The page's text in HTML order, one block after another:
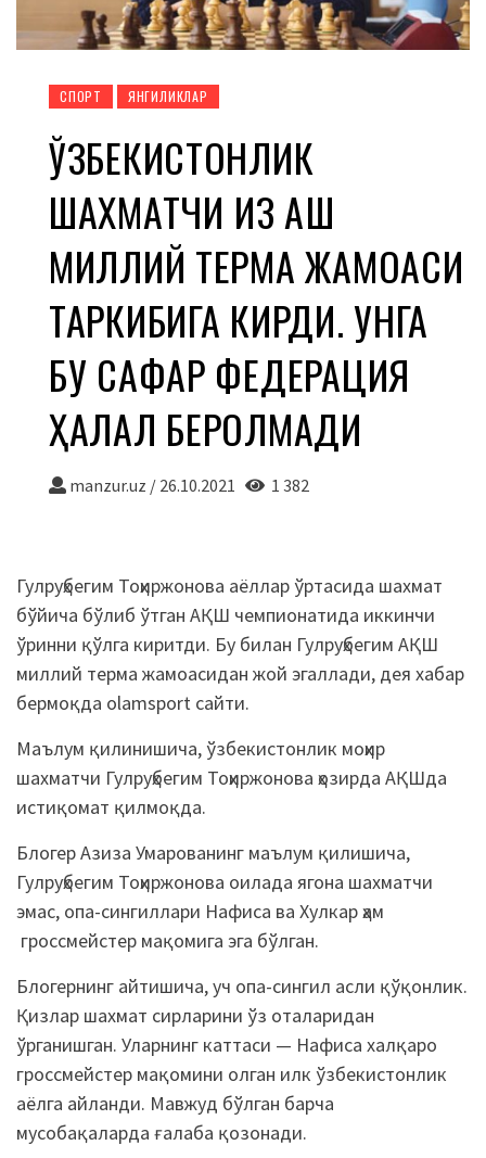
СПОРТ ЯНГИЛИКЛАР
ЎЗБЕКИСТОНЛИК
ШАХМАТЧИ ҚИЗ АҚШ
МИЛЛИЙ ТЕРМА ЖАМОАСИ
ТАРКИБИГА КИРДИ. УНГА
БУ САФАР ФЕДЕРАЦИЯ
ҲАЛАЛ БЕРОЛМАДИ
manzur.uz / 26.10.2021 1 382
Гулруҳбегим Тоҳиржонова аёллар ўртасида шахмат
бўйича бўлиб ўтган АҚШ чемпионатида иккинчи
ўринни қўлга киритди. Бу билан Гулруҳбегим АҚШ
миллий терма жамоасидан жой эгаллади, дея хабар
бермоқда olamsport сайти.
Маълум қилинишича, ўзбекистонлик моҳир
шахматчи Гулруҳбегим Тоҳиржонова ҳозирда АҚШда
истиқомат қилмоқда.
Блогер Азиза Умарованинг маълум қилишича,
Гулруҳбегим Тоҳиржонова оилада ягона шахматчи
эмас, опа-сингиллари Нафиса ва Хулкар ҳам
гроссмейстер мақомига эга бўлган.
Блогернинг айтишича, уч опа-сингил асли қўқонлик.
Қизлар шахмат сирларини ўз оталаридан
ўрганишган. Уларнинг каттаси — Нафиса халқаро
гроссмейстер мақомини олган илк ўзбекистонлик
аёлга айланди. Мавжуд бўлган барча
мусобақаларда ғалаба қозонади.